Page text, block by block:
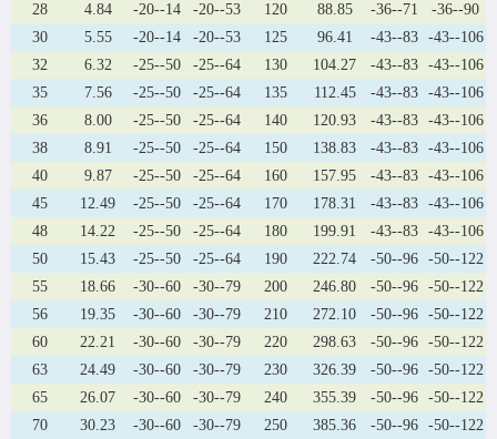
28
4.84 -20--14 -20--53 120 88.85 -36--71
-36--90
30
5.55 -20--14 -20--53 125 96.41 -43--83 -43--106
32
6.32 -25--50 -25--64 130 104.27 -43--83 -43--106
35
7.56 -25--50 -25--64 135 112.45 -43--83 -43--106
36
8.00 -25--50 -25--64 140 120.93 -43--83 -43--106
38
8.91 -25--50 -25--64 150 138.83 -43--83 -43--106
40
9.87 -25--50 -25--64 160 157.95 -43--83 -43--106
45
12.49 -25--50 -25--64 170 178.31 -43--83 -43--106
48
14.22 -25--50 -25--64 180 199.91 -43--83 -43--106
50
15.43 -25--50 -25--64 190 222.74 -50--96 -50--122
55
18.66 -30--60 -30--79 200 246.80 -50--96 -50--122
56
19.35 -30--60 -30--79 210 272.10 -50--96 -50--122
60
22.21 -30--60 -30--79 220 298.63 -50--96 -50--122
63
24.49 -30--60 -30--79 230 326.39 -50--96 -50--122
65
26.07 -30--60 -30--79 240 355.39 -50--96 -50--122
70
30.23 -30--60 -30--79 250 385.36 -50--96 -50--122